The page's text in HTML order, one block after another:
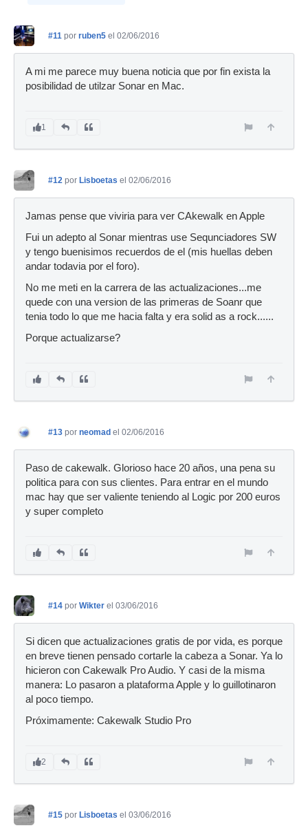
#11 por ruben5 el 02/06/2016
A mi me parece muy buena noticia que por fin exista la
posibilidad de utilzar Sonar en Mac.
1
#12 por Lisboetas el 02/06/2016
Jamas pense que viviria para ver CAkewalk en Apple
Fui un adepto al Sonar mientras use Sequnciadores SW
y tengo buenisimos recuerdos de el (mis huellas deben
andar todavia por el foro).
No me meti en la carrera de las actualizaciones...me
quede con una version de las primeras de Soanr que
tenia todo lo que me hacia falta y era solid as a rock......
Porque actualizarse?
#13 por neomad el 02/06/2016
Paso de cakewalk. Glorioso hace 20 años, una pena su
politica para con sus clientes. Para entrar en el mundo
mac hay que ser valiente teniendo al Logic por 200 euros
y super completo
#14 por Wikter el 03/06/2016
Si dicen que actualizaciones gratis de por vida, es porque
en breve tienen pensado cortarle la cabeza a Sonar. Ya lo
hicieron con Cakewalk Pro Audio. Y casi de la misma
manera: Lo pasaron a plataforma Apple y lo guillotinaron
al poco tiempo.
Próximamente: Cakewalk Studio Pro
2
#15 por Lisboetas el 03/06/2016